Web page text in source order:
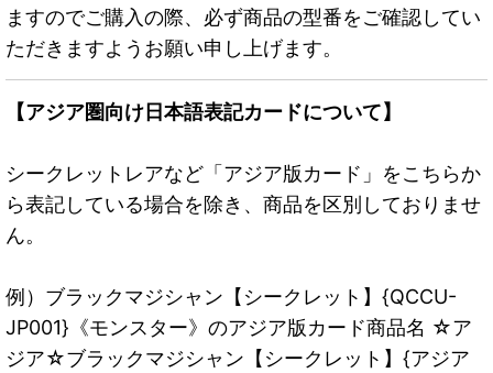
ますのでご購入の際、必ず商品の型番をご確認してい
ただきますようお願い申し上げます。
【アジア圏向け日本語表記カードについて】
シークレットレアなど「アジア版カード」をこちらか
ら表記している場合を除き、商品を区別しておりませ
ん。
例）ブラックマジシャン【シークレット】{QCCU-
JP001}《モンスター》のアジア版カード商品名 ☆ア
ジア☆ブラックマジシャン【シークレット】{アジア